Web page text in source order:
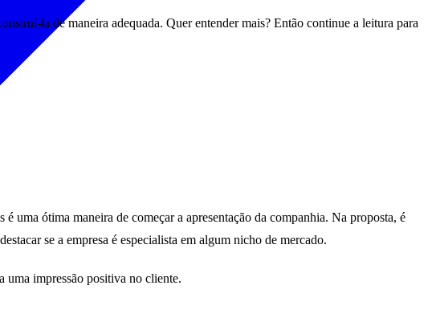
la de maneira adequada. Quer entender mais? Então continue a leitura para
uma ótima maneira de começar a apresentação da companhia. Na proposta, é
se a empresa é especialista em algum nicho de mercado.
uma impressão positiva no cliente.